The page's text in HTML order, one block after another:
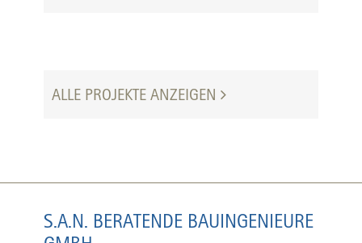
ALLE PROJEKTE ANZEIGEN
S.A.N. BERATENDE BAUINGENIEURE